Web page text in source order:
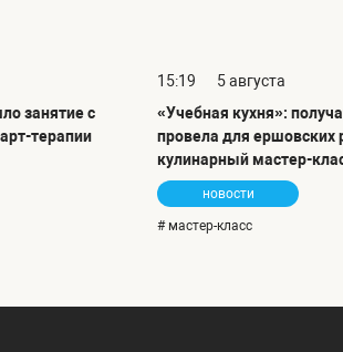
занятие с
терапии
15:19
5 августа
«Учебная кухня»:
провела для ершовских
кулинарный мастер-
новости
# мастер-класс